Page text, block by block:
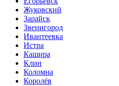
Жуковский
Зарайск
Звенигород
Ивантеевка
Истра
Кашира
Клин
Коломна
Королёв